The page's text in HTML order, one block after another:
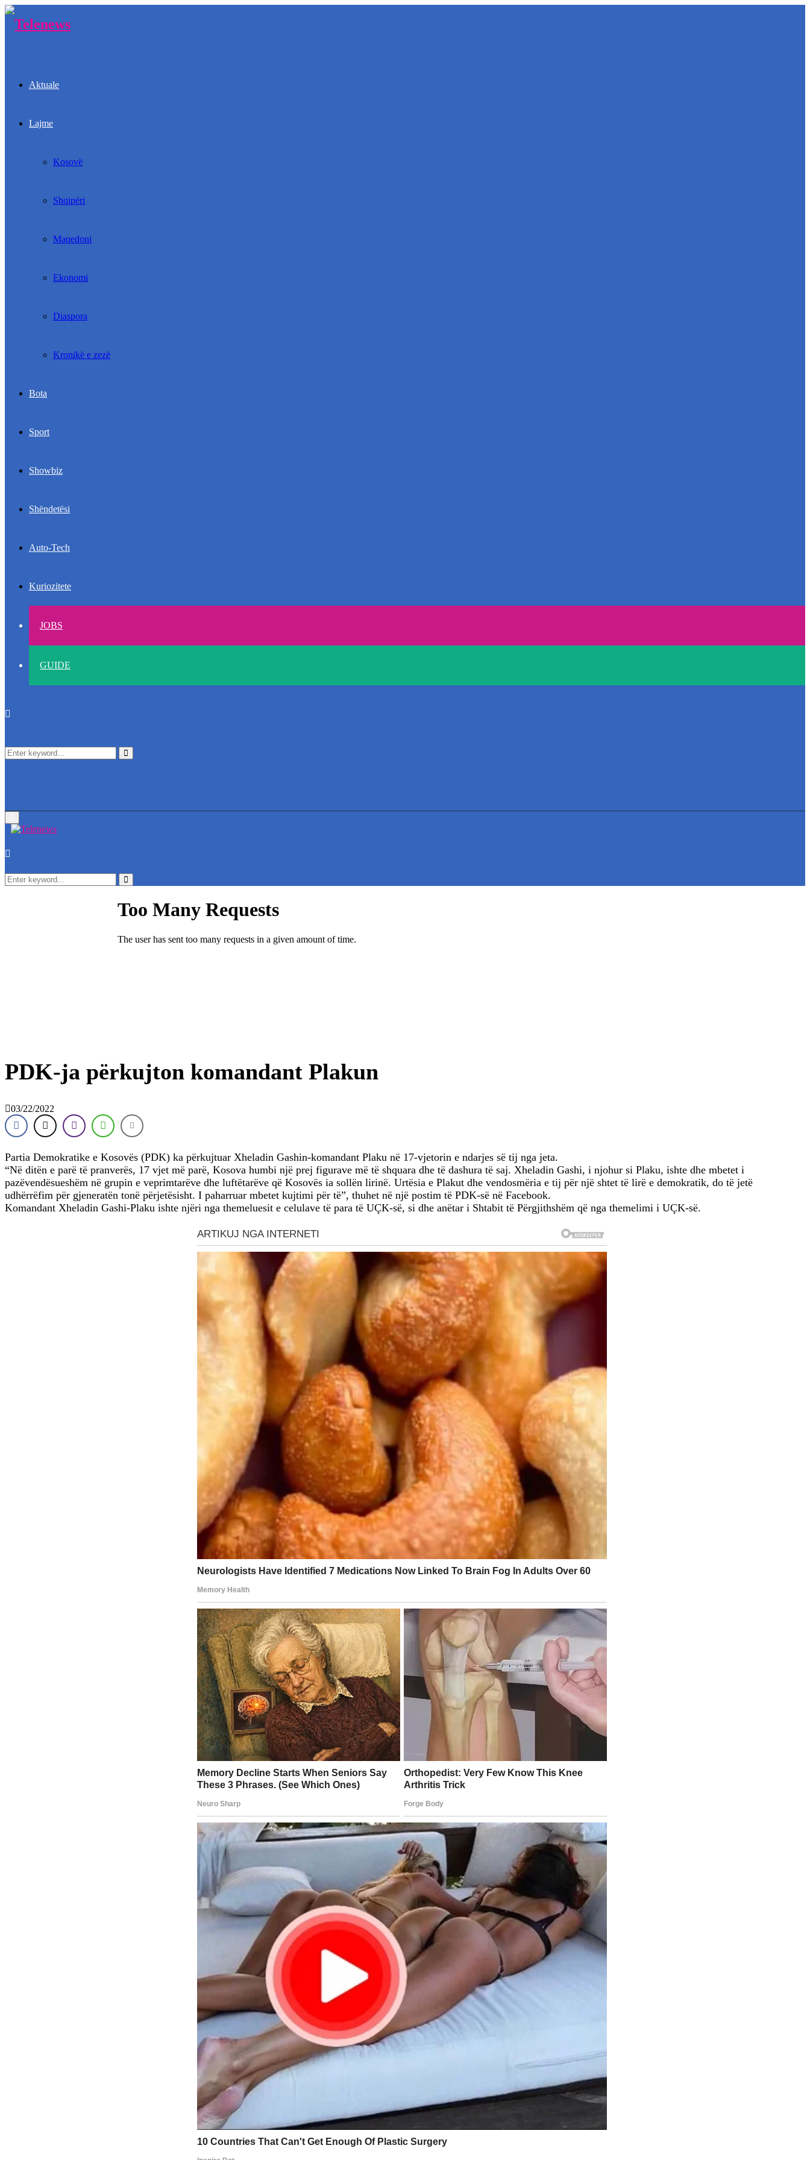
Aktuale
Lajme
Kosovë
Shqipëri
Maqedoni
Ekonomi
Diaspora
Kronikë e zezë
Bota
Sport
Showbiz
Shëndetësi
Auto-Tech
Kuriozitete
JOBS
GUIDE
Search
Search
Menu
Search
for:
Search
​PDK-ja përkujton komandant Plakun
03/22/2022
Partia Demokratike e Kosovës (PDK) ka përkujtuar Xheladin Gashin-komandant Plaku në 17-vjetorin e ndarjes së tij nga jeta.
“Në ditën e parë të pranverës, 17 vjet më parë, Kosova humbi një prej figurave më të shquara dhe të dashura të saj. Xheladin Gashi, i njohur si Plaku, ishte dhe mbetet i
pazëvendësueshëm në grupin e veprimtarëve dhe luftëtarëve që Kosovës ia sollën lirinë. Urtësia e Plakut dhe vendosmëria e tij për një shtet të lirë e demokratik, do të jetë
udhërrëfim për gjeneratën tonë përjetësisht. I paharruar mbetet kujtimi për të”, thuhet në një postim të PDK-së në Facebook.
Komandant Xheladin Gashi-Plaku ishte njëri nga themeluesit e celulave të para të UÇK-së, si dhe anëtar i Shtabit të Përgjithshëm që nga themelimi i UÇK-së.